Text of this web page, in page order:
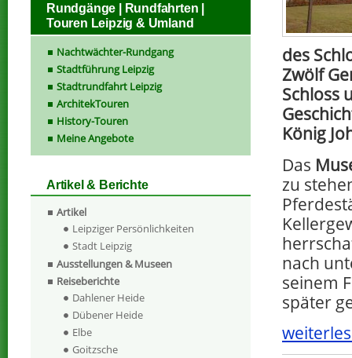
des
Zwölf
Schloss
König
Das
zu
nach
seinem
später
Rundgänge | Rundfahrten |
Touren Leipzig & Umland
Nachtwächter-Rundgang
Stadtführung Leipzig
Stadtrundfahrt Leipzig
ArchitekTouren
History-Touren
Meine Angebote
Artikel & Berichte
Artikel
Leipziger Persönlichkeiten
Stadt Leipzig
Ausstellungen & Museen
Reiseberichte
Dahlener Heide
Dübener Heide
Elbe
Goitzsche